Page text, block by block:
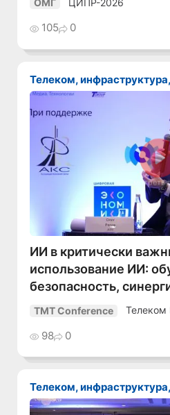
ОМГ ЦИПР-2026
105 0
Телеком,
Смотреть
ИИ в критически
использование ИИ:
безопасность,
TMT Conference Телеком
98 0
Телеком,